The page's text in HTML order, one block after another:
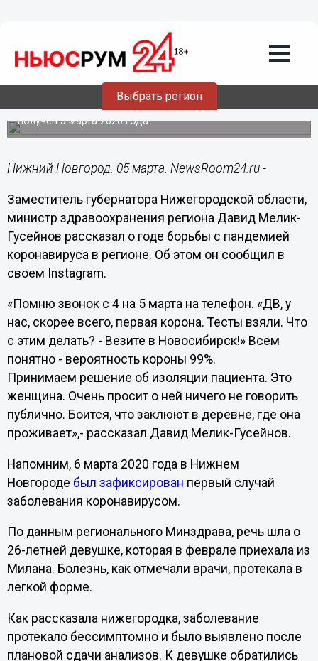
Выбрать регион
Мелик-Гусейнов рассказал о годе
борьбы с пандемией в Нижегородской
области
Первый положительный тест на COVID-19 в регионе был
получен 5 марта 2020 года.
Нижний Новгород. 05 марта. NewsRoom24.ru -
Заместитель губернатора Нижегородской области,
министр здравоохранения региона Давид Мелик-
Гусейнов рассказал о годе борьбы с пандемией
коронавируса в регионе. Об этом он сообщил в
своем Instagram.
«Помню звонок с 4 на 5 марта на телефон. «ДВ, у
нас, скорее всего, первая корона. Тесты взяли. Что
с этим делать? - Везите в Новосибирск!» Всем
понятно - вероятность короны 99%.
Принимаем решение об изоляции пациента. Это
женщина. Очень просит о ней ничего не говорить
публично. Боится, что заклюют в деревне, где она
проживает»,- рассказал Давид Мелик-Гусейнов.
Напомним, 6 марта 2020 года в Нижнем
Новгороде был зафиксирован первый случай
заболевания коронавирусом.
По данным регионального Минздрава, речь шла о
26-летней девушке, которая в феврале приехала из
Милана. Болезнь, как отмечали врачи, протекала в
легкой форме.
Как рассказала нижегородка, заболевание
протекало бессимптомно и было выявлено после
плановой сдачи анализов. К девушке обратились